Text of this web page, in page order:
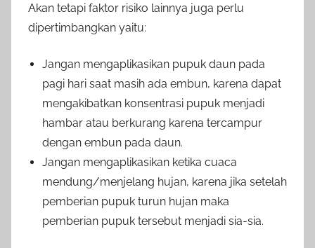
Akan tetapi faktor risiko lainnya juga perlu
dipertimbangkan yaitu:
Jangan mengaplikasikan pupuk daun pada
pagi hari saat masih ada embun, karena dapat
mengakibatkan konsentrasi pupuk menjadi
hambar atau berkurang karena tercampur
dengan embun pada daun.
Jangan mengaplikasikan ketika cuaca
mendung/menjelang hujan, karena jika setelah
pemberian pupuk turun hujan maka
pemberian pupuk tersebut menjadi sia-sia.